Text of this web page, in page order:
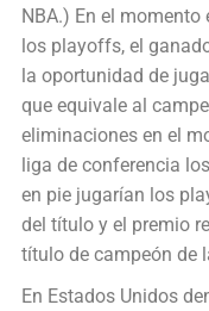
NBA.) En el momento
los playoffs, el
la oportunidad de
que equivale al
eliminaciones en el
liga de conferencia
en pie jugarían los
del título y el premio
título de campeón de
En Estados Unidos